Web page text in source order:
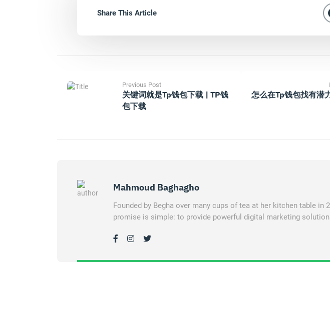
Share This Article
Previous Post
关键词就是tp钱包下载 | TP钱
包下载
怎么在tp钱包找有潜
Mahmoud Baghagho
Founded by Begha over many cups of tea at her kitchen table in
promise is simple: to provide powerful digital marketing